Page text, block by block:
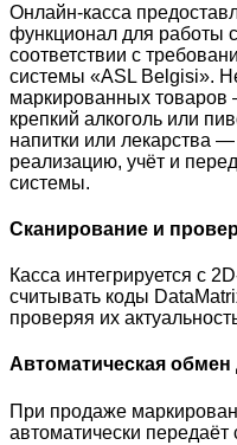
Онлайн-касса
функционал для работы
соответствии с
системы «ASL Belgisi».
маркированных товаров
крепкий алкоголь или
напитки или лекарства
реализацию, учёт и
системы.
Сканирование и
Касса интегрируется с
считывать коды
проверяя их
Автоматическая
При продаже
автоматически